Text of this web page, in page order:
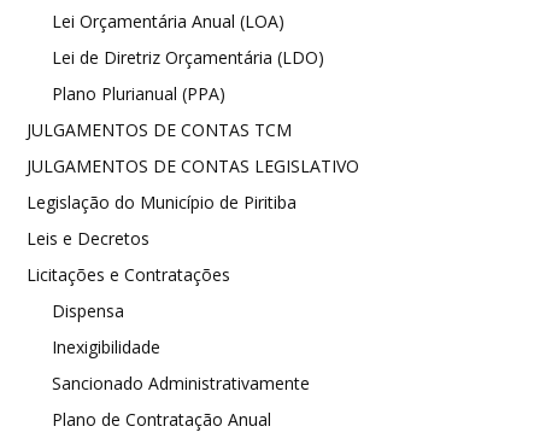
Lei Orçamentária Anual (LOA)
Lei de Diretriz Orçamentária (LDO)
Plano Plurianual (PPA)
JULGAMENTOS DE CONTAS TCM
JULGAMENTOS DE CONTAS LEGISLATIVO
Legislação do Município de Piritiba
Leis e Decretos
Licitações e Contratações
Dispensa
Inexigibilidade
Sancionado Administrativamente
Plano de Contratação Anual